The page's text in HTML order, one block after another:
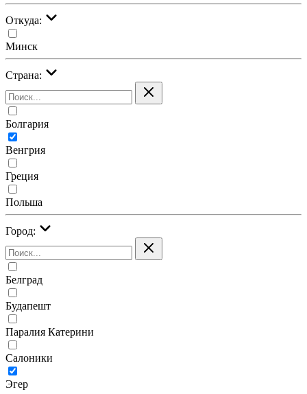
Откуда:
Минск
Страна:
Болгария
Венгрия
Греция
Польша
Город:
Белград
Будапешт
Паралия Катерини
Салоники
Эгер